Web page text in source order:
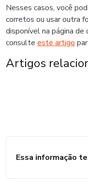
Nesses casos, você
corretos ou usar outra
disponível na página de
consulte este artigo
Artigos
Essa informação